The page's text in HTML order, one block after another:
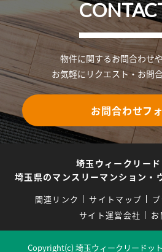
物件に関するお問合わせ
お気軽にリクエスト・お問
お問合わせフ
埼玉ウィークリー
埼玉県のマンスリーマンション・
関連リンク サイトマップ
サイト運営会社
お
Copyright(c) 埼玉ウィークリードッ